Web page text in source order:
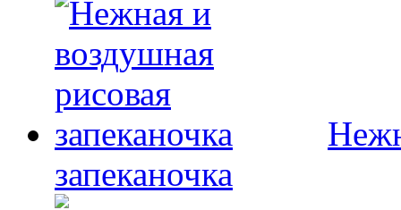
запеканочка